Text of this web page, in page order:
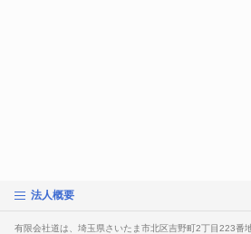
法人概要
有限会社道は、埼玉県さいたま市北区吉野町2丁目223番